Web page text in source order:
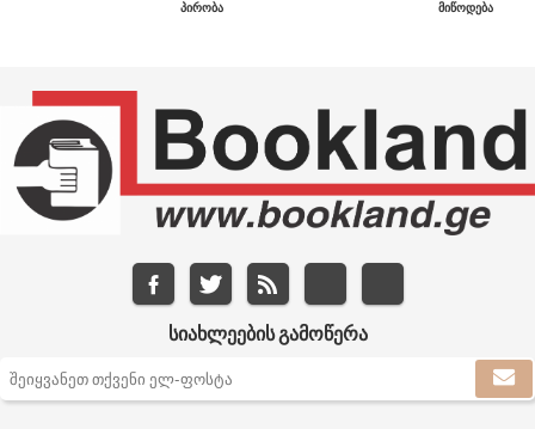
ᲞᲘᲠᲝᲑᲐ
ᲛᲘᲬᲝᲓᲔᲑᲐ
ᲡᲘᲐᲮᲚᲔᲔᲑᲘᲡ ᲒᲐᲛᲝᲬᲔᲠᲐ